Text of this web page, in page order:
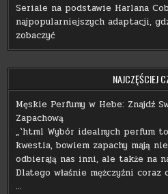
Seriale na podstawie Harlana
najpopularniejszych adaptacji,
zobaczyć
NAJCZĘŚCIEJ
Męskie Perfumy w Hebe: Znajdź
Zapachową
„`html Wybór idealnych perfum
kwestia, bowiem zapachy mają
odbierają nas inni, ale także na
Dlatego właśnie mężczyźni coraz
…